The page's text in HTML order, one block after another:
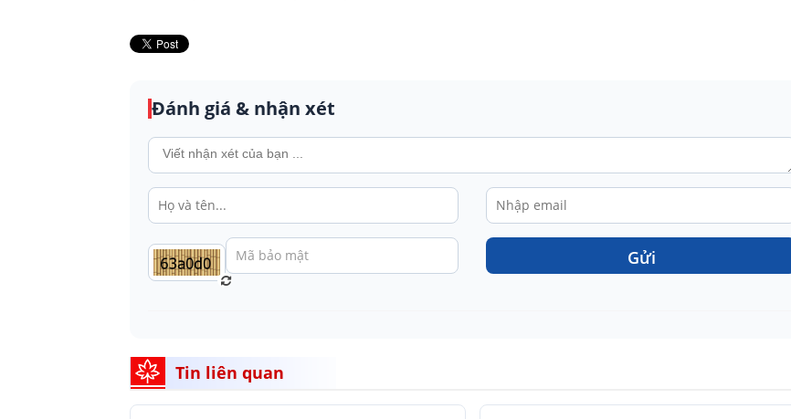
Đánh giá & nhận xét
Gửi
Tin liên quan